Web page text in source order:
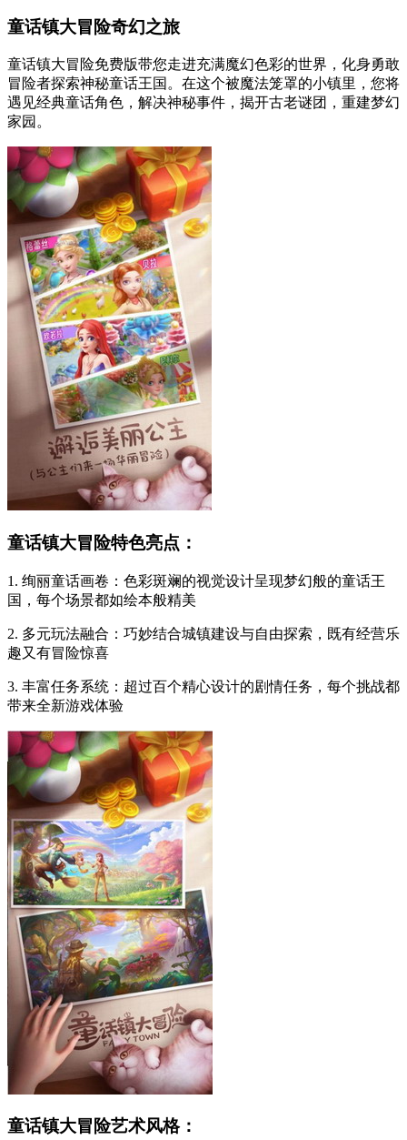
童话镇大冒险奇幻之旅
童话镇大冒险免费版带您走进充满魔幻色彩的世界，化身勇敢
冒险者探索神秘童话王国。在这个被魔法笼罩的小镇里，您将
遇见经典童话角色，解决神秘事件，揭开古老谜团，重建梦幻
家园。
童话镇大冒险特色亮点：
1. 绚丽童话画卷：色彩斑斓的视觉设计呈现梦幻般的童话王
国，每个场景都如绘本般精美
2. 多元玩法融合：巧妙结合城镇建设与自由探索，既有经营乐
趣又有冒险惊喜
3. 丰富任务系统：超过百个精心设计的剧情任务，每个挑战都
带来全新游戏体验
童话镇大冒险艺术风格：